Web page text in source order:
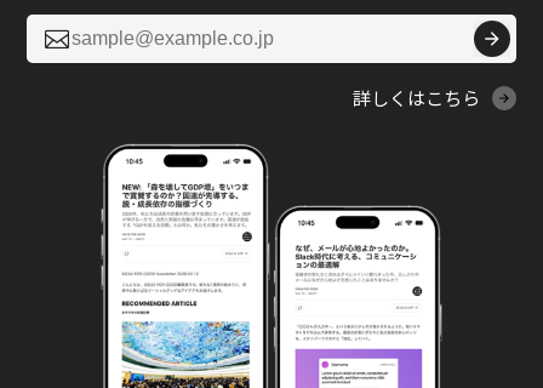

詳しくはこちら